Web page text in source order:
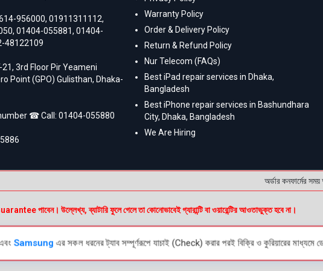
956000,01911311112,
,01404-055881,01404-
48122109
21, 3rd Floor Pir Yeameni
Point (GPO) Gulisthan, Dhaka-
☎ Call:01404-055880
Warranty Policy
Order & Delivery Policy
Return & Refund Policy
Nur Telecom (FAQs)
Best iPad repair services in Dhaka,
Bangladesh
Best iPhone repair services in Bashundhara
City, Dhaka, Bangladesh
We Are Hiring
অর্ডার কনফার্মের সময়
পাবেন। উল্লেখ্য, ব্যাটারি ফুলে গেলে তা কোনোভাবেই গ্যারান্টি বা ওয়ারেন্টির আওতাভুক্ত হবে না।
Samsung এর সকল ধরনের ট্যাব সম্পূর্ণরূপে যাচাই (Check) করার পরই বিক্রি ও কুরিয়ারের মাধ্যমে